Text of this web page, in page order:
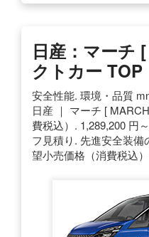
日産：マーチ
クトカー TOP
安全性能. 環境・品質
日産 ｜ マーチ [
費税込）. 1,289,200 円
フ見積り. 先進安全装
望小売価格（消費税込